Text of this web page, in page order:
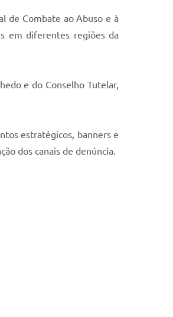
de Combate ao Abuso e à
em diferentes regiões da
e do Conselho Tutelar,
estratégicos, banners e
dos canais de denúncia.